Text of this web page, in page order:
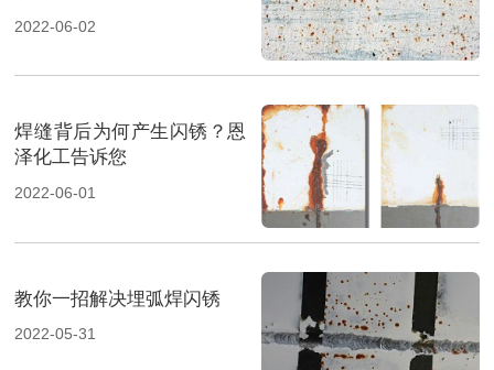
2022-06-02
焊缝背后为何产生闪锈？恩
泽化工告诉您
2022-06-01
教你一招解决埋弧焊闪锈
2022-05-31